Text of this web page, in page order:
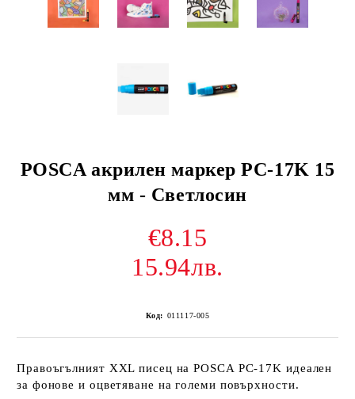
POSCA акрилен маркер PC-17K 15
мм - Светлосин
€8.15
15.94лв.
Код: 011117-005
Правоъгълният XXL писец на POSCA PC-17K идеален
за фонове и оцветяване на големи повърхности.